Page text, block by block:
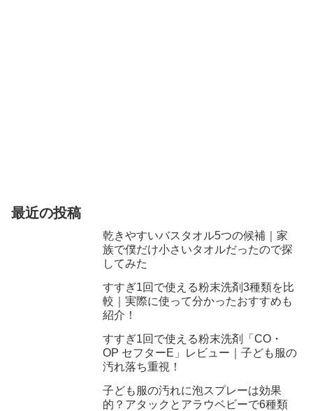
最近の投稿
乾きやすいバスタオル5つの候補｜家
族で僕だけ小さいタオルだったので探
してみた
すすぎ1回で使える粉末洗剤3種類を比
較｜実際に使って分かったおすすめも
紹介！
すすぎ1回で使える粉末洗剤「CO・
OP セフターE」レビュー｜子ども服の
汚れ落ち重視！
子ども服の汚れに泡スプレーは効果
的？アタックとアラウベビーで6種類